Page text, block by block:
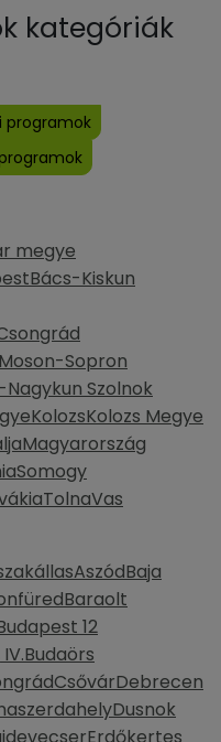
kategóriák
programok
megye
Bács-Kiskun
Sopron
Nagykun Szolnok
KolozsKolozs Megye
Magyarország
Somogy
TolnaVas
AszódBaja
Baraolt
12
Budaörs
CsővárDebrecen
Dusnok
Erdőkertes